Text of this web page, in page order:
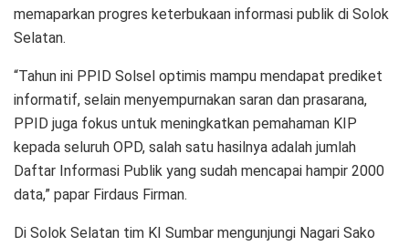
memaparkan progres keterbukaan informasi publik di Solok
Selatan.
“Tahun ini PPID Solsel optimis mampu mendapat prediket
informatif, selain menyempurnakan saran dan prasarana,
PPID juga fokus untuk meningkatkan pemahaman KIP
kepada seluruh OPD, salah satu hasilnya adalah jumlah
Daftar Informasi Publik yang sudah mencapai hampir 2000
data,” papar Firdaus Firman.
Di Solok Selatan tim KI Sumbar mengunjungi Nagari Sako